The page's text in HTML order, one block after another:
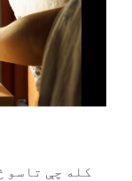
کله چې تاسو